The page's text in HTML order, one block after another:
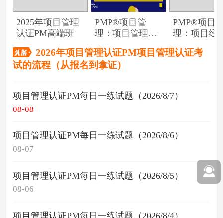
2025年项目管理
认证PM高端班
PMP®项目管
理：项目管理的
PMP®项目
理：项目经
2026年项目管理认证PM项目管理认证考
试的流程（从报名到拿证）
项目管理认证PM每日一练试题（2026/8/7）
08-08
项目管理认证PM每日一练试题（2026/8/6）
08-07
项目管理认证PM每日一练试题（2026/8/5）
08-06
项目管理认证PM每日一练试题（2026/8/4）